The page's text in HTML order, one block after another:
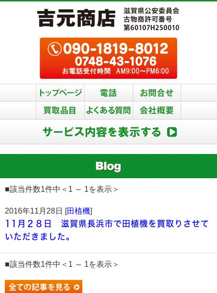
■該当件数1件中＜1 ～ 1を表示＞
2016年11月28日 [田植機]
11月２８日 滋賀県長浜市で田植機を買取りさせて
いただきました。
■該当件数1件中＜1 ～ 1を表示＞